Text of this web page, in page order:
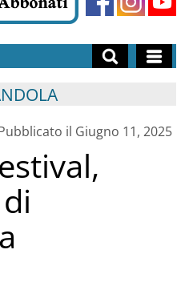
il Giugno 11, 2025